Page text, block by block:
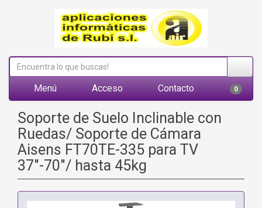
Menú Acceso Contacto 0
Soporte de Suelo Inclinable con
Ruedas/ Soporte de Cámara
Aisens FT70TE-335 para TV
37"-70"/ hasta 45kg